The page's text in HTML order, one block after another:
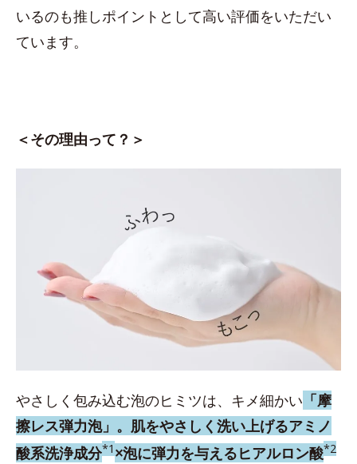
いるのも推しポイントとして高い評価をいただい
ています。
＜その理由って？＞
やさしく包み込む泡のヒミツは、キメ細かい 「摩
擦レス弾力泡」。 肌をやさしく洗い上げるアミノ
酸系洗浄成分*1 ×泡に弾力を与えるヒアルロン酸*2